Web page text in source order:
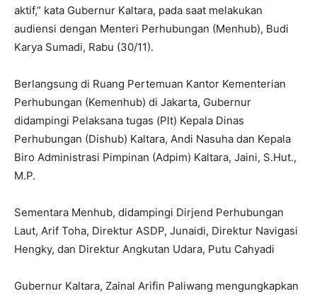
aktif,” kata Gubernur Kaltara, pada saat melakukan
audiensi dengan Menteri Perhubungan (Menhub), Budi
Karya Sumadi, Rabu (30/11).
Berlangsung di Ruang Pertemuan Kantor Kementerian
Perhubungan (Kemenhub) di Jakarta, Gubernur
didampingi Pelaksana tugas (Plt) Kepala Dinas
Perhubungan (Dishub) Kaltara, Andi Nasuha dan Kepala
Biro Administrasi Pimpinan (Adpim) Kaltara, Jaini, S.Hut.,
M.P.
Sementara Menhub, didampingi Dirjend Perhubungan
Laut, Arif Toha, Direktur ASDP, Junaidi, Direktur Navigasi
Hengky, dan Direktur Angkutan Udara, Putu Cahyadi
Gubernur Kaltara, Zainal Arifin Paliwang mengungkapkan